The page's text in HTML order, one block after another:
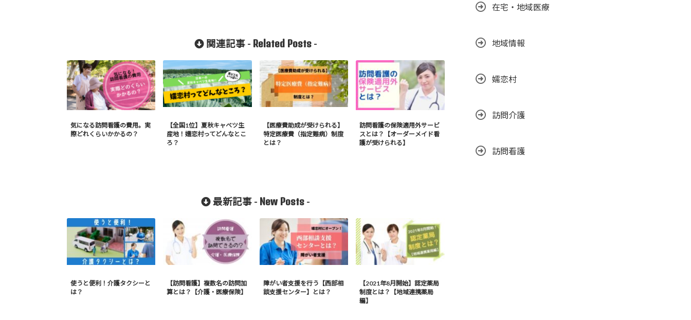
関連記事 - Related Posts-
気になる訪問看護の費用。実
際どれくらいかかるの？
【全国1位】夏秋キャベツ生
産地！嬬恋村ってどんなとこ
ろ？
【医療費助成が受けられる】
特定医療費（指定難病）制度
とは？
訪問看護の保険適用外サービ
スとは？【オーダーメイド看
護が受けられる】
最新記事 - New Posts -
使うと便利！介護タクシーと
は？
【訪問看護】複数名の訪問加
算とは？【介護・医療保険】
障がい者支援を行う【西部相
談支援センター】とは？
【2021年8月開始】認定薬局
制度とは？【地域連携薬局
編】
在宅・地域医療
地域情報
嬬恋村
訪問介護
訪問看護